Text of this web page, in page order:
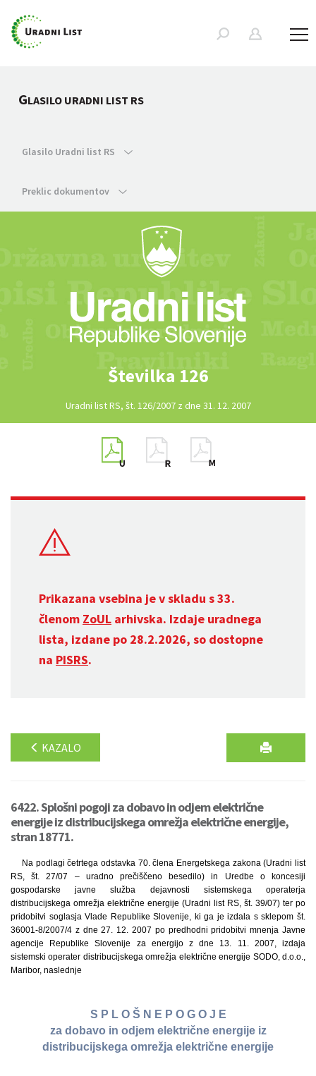
GLASILO URADNI LIST RS
Glasilo Uradni list RS
Preklic dokumentov
Številka 126
Uradni list RS, št. 126/2007 z dne 31. 12. 2007
Prikazana vsebina je v skladu s 33.
členom ZoUL arhivska. Izdaje uradnega
lista, izdane po 28.2.2026, so dostopne
na PISRS.
KAZALO
6422. Splošni pogoji za dobavo in odjem električne
energije iz distribucijskega omrežja električne energije,
stran 18771.
Na podlagi četrtega odstavka 70. člena Energetskega zakona (Uradni list
RS, št. 27/07 – uradno prečiščeno besedilo) in Uredbe o koncesiji
gospodarske javne služba dejavnosti sistemskega operaterja
distribucijskega omrežja električne energije (Uradni list RS, št. 39/07) ter po
pridobitvi soglasja Vlade Republike Slovenije, ki ga je izdala s sklepom št.
36001-8/2007/4 z dne 27. 12. 2007 po predhodni pridobitvi mnenja Javne
agencije Republike Slovenije za energijo z dne 13. 11. 2007, izdaja
sistemski operater distribucijskega omrežja električne energije SODO, d.o.o.,
Maribor, naslednje
S P L O Š N E P O G O J E
za dobavo in odjem električne energije iz
distribucijskega omrežja električne energije